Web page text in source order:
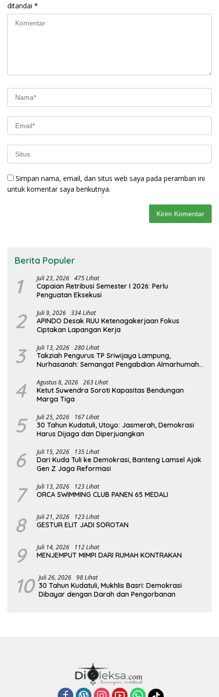
ditandai *
Simpan nama, email, dan situs web saya pada peramban ini
untuk komentar saya berikutnya.
Berita Populer
1 Juli 23, 2026 475 Lihat
Capaian Retribusi Semester I 2026: Perlu
Penguatan Eksekusi
2 Juli 9, 2026 334 Lihat
APINDO Desak RUU Ketenagakerjaan Fokus
Ciptakan Lapangan Kerja
3 Juli 13, 2026 280 Lihat
Takziah Pengurus TP Sriwijaya Lampung,
Nurhasanah: Semangat Pengabdian Almarhumah
4 Agustus 6, 2026 263 Lihat
Ketut Suwendra Soroti Kapasitas Bendungan
Marga Tiga
5 Juli 25, 2026 167 Lihat
30 Tahun Kudatuli, Utoyo: Jasmerah, Demokrasi
Harus Dijaga dan Diperjuangkan
6 Juli 15, 2026 135 Lihat
Dari Kuda Tuli ke Demokrasi, Banteng Lamsel Ajak
Gen Z Jaga Reformasi
7 Juli 13, 2026 123 Lihat
ORCA SWIMMING CLUB PANEN 65 MEDALI
8 Juli 21, 2026 123 Lihat
GESTUR ELIT JADI SOROTAN
9 Juli 14, 2026 112 Lihat
MENJEMPUT MIMPI DARI RUMAH KONTRAKAN
10 Juli 26, 2026 98 Lihat
30 Tahun Kudatuli, Mukhlis Basri: Demokrasi
Dibayar dengan Darah dan Pengorbanan